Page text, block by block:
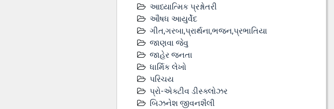
આધ્યાત્મિક પ્રશ્નોતરી
ઔષધ આયુર્વેદ
ગીત,ગરબા,પ્રાર્થના,ભજન,પ્રભાતિયા
જાણવા જેવુ
જાહેર જનતા
ધાર્મિક લેખો
પરિચય
પ્રો-એક્ટીવ ડીસ્‍ક્લોઝર
બિઝનેશ જીવનશૈલી